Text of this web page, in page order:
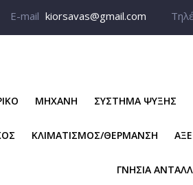
E-mail kiorsavas@gmail.com
ΜΗΧΑΝΗ ΣΥΣΤΗΜΑ ΨΥΞΗΣ
ΚΛΙΜΑΤΙΣΜΟΣ/ΘΕΡΜΑΝΣΗ
ΓΝΗΣΙΑ